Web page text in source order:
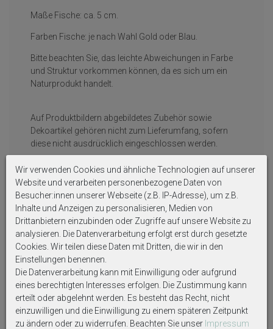
Maße Fische: ca. 5 cm.
Farben Fische: je nach Wahl Gold oder Blau.
Bitte beachten Sie, das leichte Abweichungen in Farbe
und Struktur vorkommen können, da es sich um ein
Naturprodukt handelt.
Auf Produktbildern abgebildetes Zubehör sowie
Dekoartikel gehören nicht zum Lieferumfang, sofern
diese nicht ausdrücklich eingeschlossen werden.
Weitere interessante Artikel
Wir verwenden Cookies und ähnliche Technologien auf unserer
Website und verarbeiten personenbezogene Daten von
Besucher:innen unserer Webseite (z.B. IP-Adresse), um z.B.
Inhalte und Anzeigen zu personalisieren, Medien von
Drittanbietern einzubinden oder Zugriffe auf unsere Website zu
analysieren. Die Datenverarbeitung erfolgt erst durch gesetzte
Cookies. Wir teilen diese Daten mit Dritten, die wir in den
Einstellungen benennen.
Die Datenverarbeitung kann mit Einwilligung oder aufgrund
eines berechtigten Interesses erfolgen. Die Zustimmung kann
erteilt oder abgelehnt werden. Es besteht das Recht, nicht
einzuwilligen und die Einwilligung zu einem späteren Zeitpunkt
zu ändern oder zu widerrufen. Beachten Sie unser Impressum